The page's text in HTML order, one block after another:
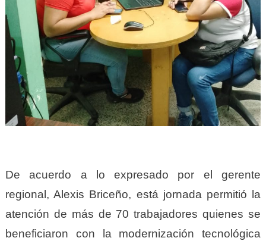
De acuerdo a lo expresado por el gerente
regional, Alexis Briceño, está jornada permitió la
atención de más de 70 trabajadores quienes se
beneficiaron con la modernización tecnológica